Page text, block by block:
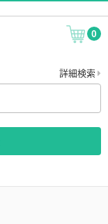
0
詳細検索